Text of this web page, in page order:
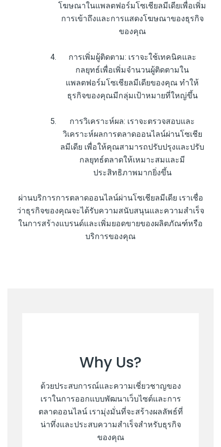
โฆษณาในแพลตฟอร์มโซเชียลมีเดียเพื่อเพิ่ม
การเข้าถึงและการแสดงโฆษณาของธุรกิจ
ของคุณ
การเพิ่มผู้ติดตาม: เราจะใช้เทคนิคและ
กลยุทธ์เพื่อเพิ่มจำนวนผู้ติดตามใน
แพลตฟอร์มโซเชียลมีเดียของคุณ ทำให้
ธุรกิจของคุณมีกลุ่มเป้าหมายที่ใหญ่ขึ้น
การวิเคราะห์ผล: เราจะตรวจสอบและ
วิเคราะห์ผลการตลาดออนไลน์ผ่านโซเชีย
ลมีเดีย เพื่อให้คุณสามารถปรับปรุงและปรับ
กลยุทธ์ตลาดให้เหมาะสมและมี
ประสิทธิภาพมากยิ่งขึ้น
ผ่านบริการการตลาดออนไลน์ผ่านโซเชียลมีเดีย เราเชื่อ
ว่าธุรกิจของคุณจะได้รับความสนับสนุนและความสำเร็จ
ในการสร้างแบรนด์และเพิ่มยอดขายของผลิตภัณฑ์หรือ
บริการของคุณ
Why Us?
ด้วยประสบการณ์และความเชี่ยวชาญของ
เราในการออกแบบพัฒนาเว็บไซต์และการ
ตลาดออนไลน์ เรามุ่งมั่นที่จะสร้างผลลัพธ์ที่
น่าทึ่งและประสบความสำเร็จสำหรับธุรกิจ
ของคุณ